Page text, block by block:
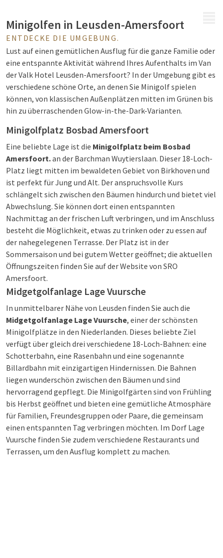
Minigolfen in Leusden-Amersfoort
ENTDECKE DIE UMGEBUNG.
Lust auf einen gemütlichen Ausflug für die ganze Familie oder
eine entspannte Aktivität während Ihres Aufenthalts im Van
der Valk Hotel Leusden-Amersfoort? In der Umgebung gibt es
verschiedene schöne Orte, an denen Sie Minigolf spielen
können, von klassischen Außenplätzen mitten im Grünen bis
hin zu überraschenden Glow-in-the-Dark-Varianten.
Minigolfplatz Bosbad Amersfoort
Eine beliebte Lage ist die Minigolfplatz beim Bosbad
Amersfoort.an der Barchman Wuytierslaan. Dieser 18-Loch-
Platz liegt mitten im bewaldeten Gebiet von Birkhoven und
ist perfekt für Jung und Alt. Der anspruchsvolle Kurs
schlängelt sich zwischen den Bäumen hindurch und bietet viel
Abwechslung. Sie können dort einen entspannten
Nachmittag an der frischen Luft verbringen, und im Anschluss
besteht die Möglichkeit, etwas zu trinken oder zu essen auf
der nahegelegenen Terrasse. Der Platz ist in der
Sommersaison und bei gutem Wetter geöffnet; die aktuellen
Öffnungszeiten finden Sie auf der Website von SRO
Amersfoort.
Midgetgolfanlage Lage Vuursche
In unmittelbarer Nähe von Leusden finden Sie auch die
Midgetgolfanlage Lage Vuursche, einer der schönsten
Minigolfplätze in den Niederlanden. Dieses beliebte Ziel
verfügt über gleich drei verschiedene 18-Loch-Bahnen: eine
Schotterbahn, eine Rasenbahn und eine sogenannte
Billardbahn mit einzigartigen Hindernissen. Die Bahnen
liegen wunderschön zwischen den Bäumen und sind
hervorragend gepflegt. Die Minigolfgärten sind von Frühling
bis Herbst geöffnet und bieten eine gemütliche Atmosphäre
für Familien, Freundesgruppen oder Paare, die gemeinsam
einen entspannten Tag verbringen möchten. Im Dorf Lage
Vuursche finden Sie zudem verschiedene Restaurants und
Terrassen, um den Ausflug komplett zu machen.